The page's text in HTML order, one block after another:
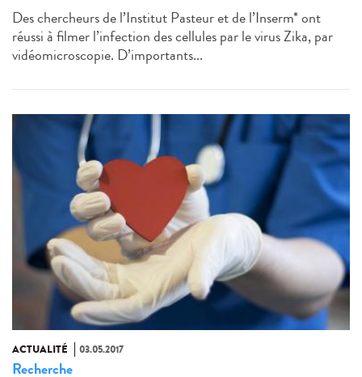
Des chercheurs de l’Institut Pasteur et de l’Inserm* ont
réussi à filmer l’infection des cellules par le virus Zika, par
vidéomicroscopie. D’importants...
ACTUALITÉ 03.05.2017
Recherche